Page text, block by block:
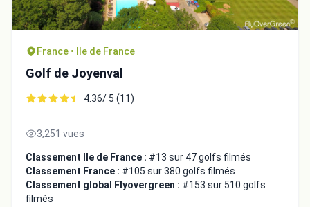
France • Ile de France
Golf de Joyenval
4.36/ 5 (11)
3,251 vues
Classement Ile de France : #13 sur 47 golfs filmés
Classement France : #105 sur 380 golfs filmés
Classement global Flyovergreen : #153 sur 510 golfs
filmés